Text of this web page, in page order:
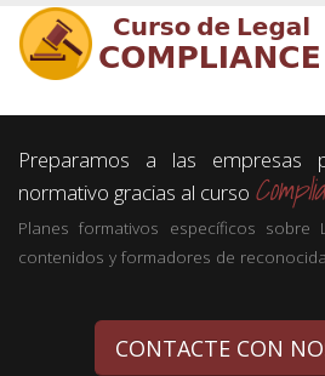
Preparamos a las empresas
normativo gracias al curso
Planes formativos específicos sobre
contenidos y formadores de
CONTACTE CON